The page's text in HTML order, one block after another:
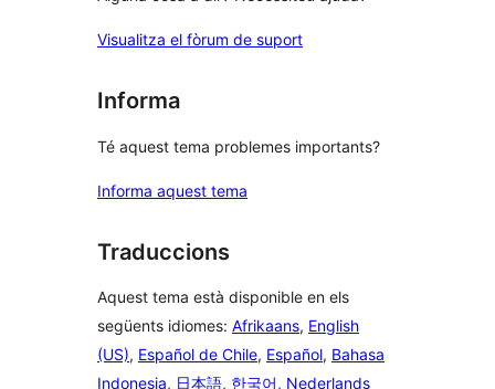
Visualitza el fòrum de suport
Informa
Té aquest tema problemes importants?
Informa aquest tema
Traduccions
Aquest tema està disponible en els
següents idiomes: Afrikaans, English
(US), Español de Chile, Español, Bahasa
Indonesia, 日本語, 한국어, Nederlands